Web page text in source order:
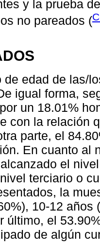
y la prueba
no pareados (
de edad de las/
igual forma,
un 18.01%
con la relación
parte, el
En cuanto al
el
terciario o
la
10-12 años
último, el
de algún